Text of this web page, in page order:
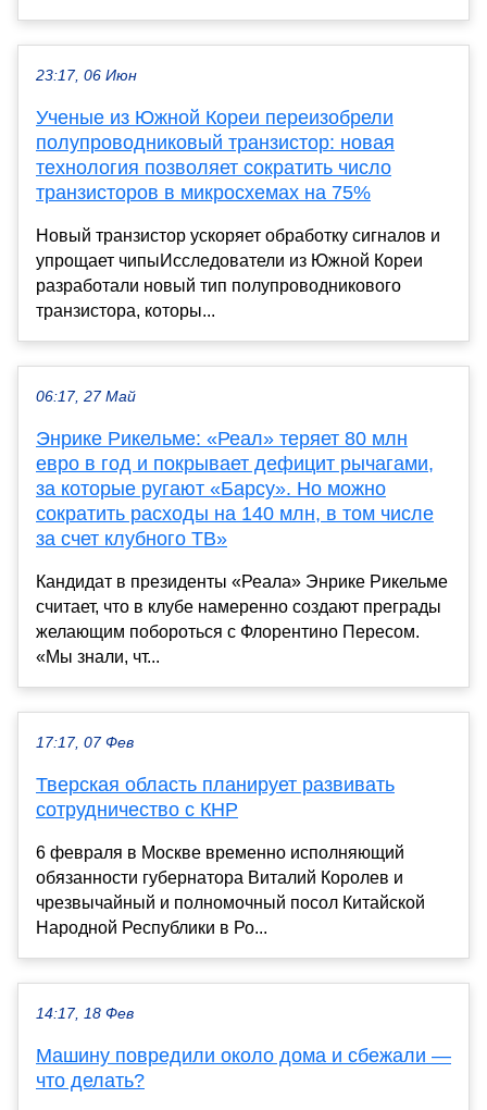
23:17, 06 Июн
Ученые из Южной Кореи переизобрели
полупроводниковый транзистор: новая
технология позволяет сократить число
транзисторов в микросхемах на 75%
Новый транзистор ускоряет обработку сигналов и
упрощает чипыИсследователи из Южной Кореи
разработали новый тип полупроводникового
транзистора, которы...
06:17, 27 Май
Энрике Рикельме: «Реал» теряет 80 млн
евро в год и покрывает дефицит рычагами,
за которые ругают «Барсу». Но можно
сократить расходы на 140 млн, в том числе
за счет клубного ТВ»
Кандидат в президенты «Реала» Энрике Рикельме
считает, что в клубе намеренно создают преграды
желающим побороться с Флорентино Пересом.
«Мы знали, чт...
17:17, 07 Фев
Тверская область планирует развивать
сотрудничество с КНР
6 февраля в Москве временно исполняющий
обязанности губернатора Виталий Королев и
чрезвычайный и полномочный посол Китайской
Народной Республики в Ро...
14:17, 18 Фев
Машину повредили около дома и сбежали —
что делать?